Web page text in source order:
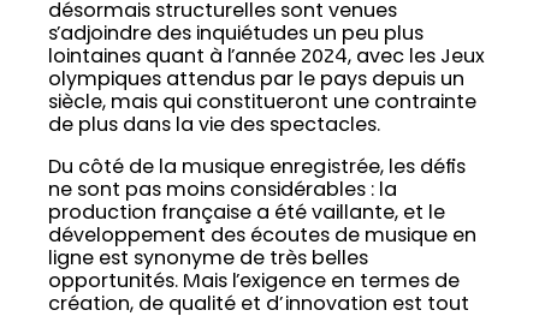
désormais structurelles sont venues
s’adjoindre des inquiétudes un peu plus
lointaines quant à l’année 2024, avec les Jeux
olympiques attendus par le pays depuis un
siècle, mais qui constitueront une contrainte
de plus dans la vie des spectacles.
Du côté de la musique enregistrée, les défis
ne sont pas moins considérables : la
production française a été vaillante, et le
développement des écoutes de musique en
ligne est synonyme de très belles
opportunités. Mais l’exigence en termes de
création, de qualité et d’innovation est tout